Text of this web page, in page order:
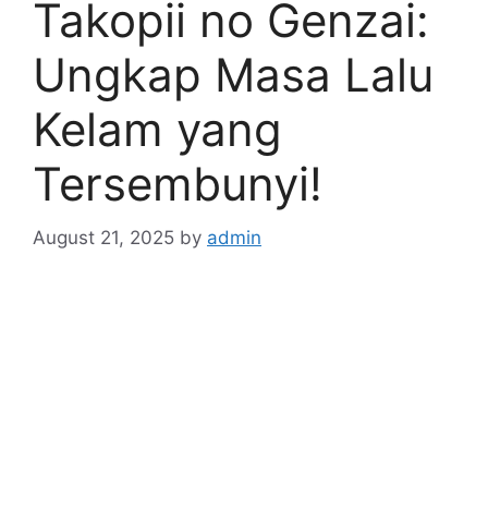
Takopii no Genzai:
Ungkap Masa Lalu
Kelam yang
Tersembunyi!
August 21, 2025 by admin